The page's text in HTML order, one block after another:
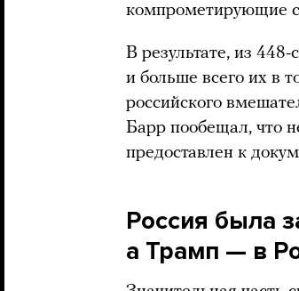
компрометирующие
В результате, из 448-
и больше всего их в
российского
Барр пообещал, что
предоставлен к
Россия была
а Трамп — в